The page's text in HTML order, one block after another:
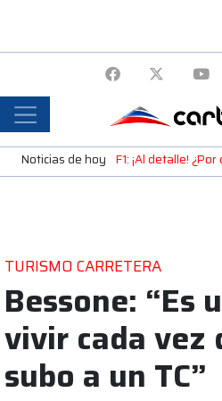
Noticias de hoy F1: ¡Al detalle!
TURISMO CARRETERA
Bessone: “Es
vivir cada vez
subo a un TC”